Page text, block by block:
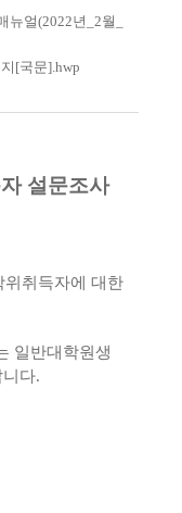
얼(2022년_2월_
[국문].hwp
설문조사
위취득자에 대한
일반대학원생
니다.